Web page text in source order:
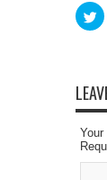
to
Your